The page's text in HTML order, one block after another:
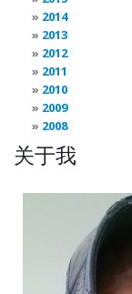
2014
2013
2012
2011
2010
2009
2008
关于我